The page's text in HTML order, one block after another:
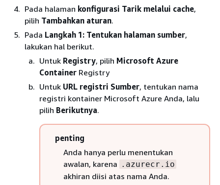
Pada halaman konfigurasi Tarik melalui cache,
pilih Tambahkan aturan.
Pada Langkah 1: Tentukan halaman sumber,
lakukan hal berikut.
Untuk Registry, pilih Microsoft Azure
Container Registry
Untuk URL registri Sumber, tentukan nama
registri kontainer Microsoft Azure Anda, lalu
pilih Berikutnya.
penting
Anda hanya perlu menentukan
awalan, karena .azurecr.io
akhiran diisi atas nama Anda.